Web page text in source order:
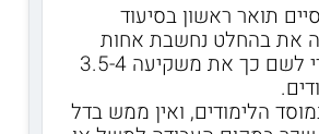
תואר ראשון בסיעוד
את בהחלט נחשבת אחות
אקדמאית, הרי לשם כך את משקיעה 3.5-4
הלימודים, ואין ממש בדל